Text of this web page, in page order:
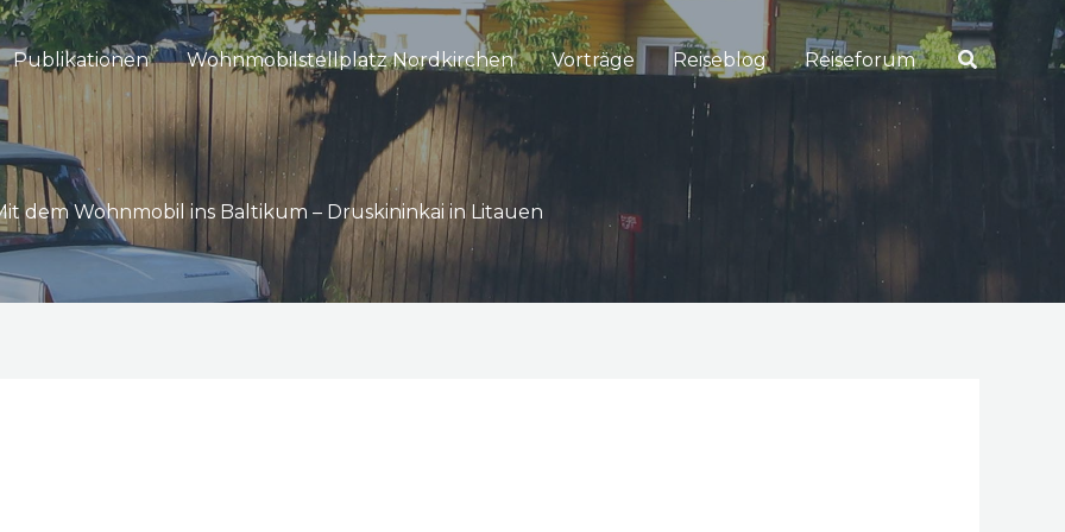
Publikationen Wohnmobilstellplatz Nordkirchen Vorträge Reiseblog Reiseforum Suchen
dem Wohnmobil ins Baltikum – Druskininkai in Litauen